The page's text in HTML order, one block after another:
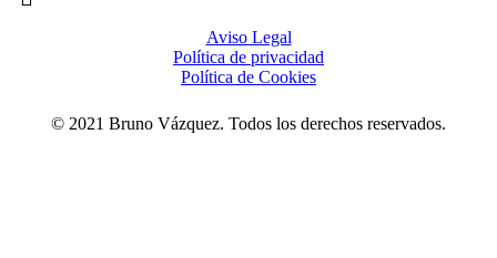
Aviso Legal
Política de privacidad
Política de Cookies
© 2021 Bruno Vázquez. Todos los derechos reservados.